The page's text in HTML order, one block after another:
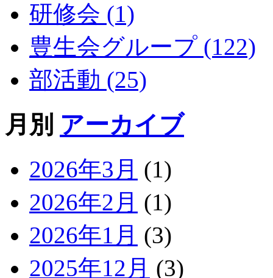
研修会 (1)
豊生会グループ (122)
部活動 (25)
月別 アーカイブ
2026年3月 (1)
2026年2月 (1)
2026年1月 (3)
2025年12月 (3)